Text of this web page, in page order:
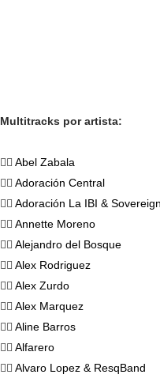
Multitracks por artista:
👉🏻 Abel Zabala
👉🏻 Adoración Central
👉🏻 Adoración La IBI &
👉🏻 Annette Moreno
👉🏻 Alejandro del Bosque
👉🏻 Alex Rodriguez
👉🏻 Alex Zurdo
👉🏻 Alex Marquez
👉🏻 Aline Barros
👉🏻 Alfarero
👉🏻 Alvaro Lopez & ResqBand